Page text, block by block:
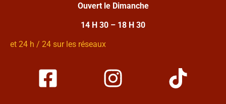
Ouvert le Dimanche
14 H 30 – 18 H 30
et 24 h / 24 sur les réseaux